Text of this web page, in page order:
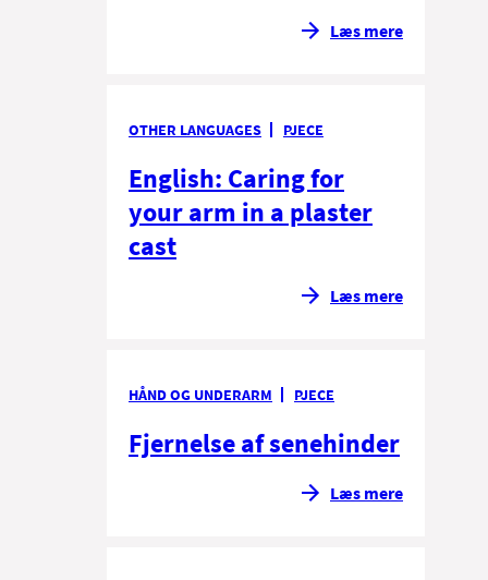
Læs mere
OTHER LANGUAGES PJECE
English: Caring for
your arm in a plaster
cast
Læs mere
HÅND OG UNDERARM PJECE
Fjernelse af senehinder
Læs mere